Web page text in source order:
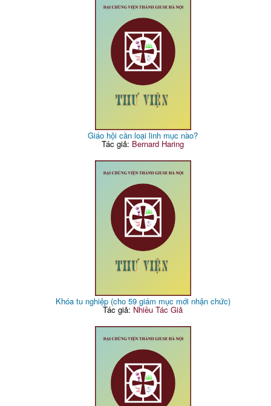
Giáo hội cần loại linh mục nào?
Tác giả: Bernard Haring
Khóa tu nghiệp (cho 59 giám mục mới nhận chức)
Tác giả: Nhiều Tác Giả